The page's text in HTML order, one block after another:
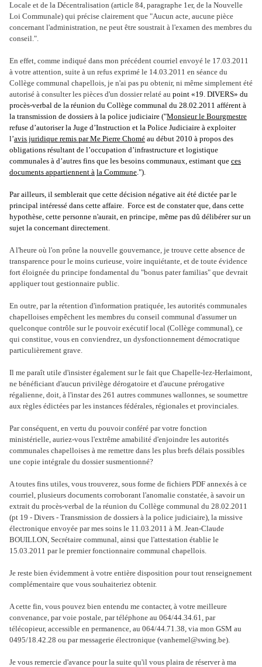
Locale et de la Décentralisation (article 84, paragraphe 1er, de la Nouvelle
Loi Communale) qui précise clairement que "Aucun acte, aucune pièce
concernant l'administration, ne peut être soustrait à l'examen des membres du
conseil.".
En effet, comme indiqué dans mon précédent courriel envoyé le 17.03.2011
à votre attention, suite à un refus exprimé le 14.03.2011 en séance du
Collège communal chapellois, je n'ai pas pu obtenir, ni même simplement été
autorisé à consulter les pièces d'un dossier relaté au point «19. DIVERS» du
procès-verbal de la réunion du Collège communal du 28.02.2011 afférent à
la transmission de dossiers à la police judiciaire ("Monsieur le Bourgmestre
refuse d’autoriser la Juge d’Instruction et la Police Judiciaire à exploiter
l’avis juridique remis par Me Pierre Chomé au début 2010 à propos des
obligations résultant de l’occupation d’infrastructure et logistique
communales à d’autres fins que les besoins communaux, estimant que ces
documents appartiennent à la Commune.").
Par ailleurs, il semblerait que cette décision négative ait été dictée par le
principal intéressé dans cette affaire. Force est de constater que, dans cette
hypothèse, cette personne n'aurait, en principe, même pas dû délibérer sur un
sujet la concernant directement.
A l'heure où l'on prône la nouvelle gouvernance, je trouve cette absence de
transparence pour le moins curieuse, voire inquiétante, et de toute évidence
fort éloignée du principe fondamental du "bonus pater familias" que devrait
appliquer tout gestionnaire public.
En outre, par la rétention d'information pratiquée, les autorités communales
chapelloises empêchent les membres du conseil communal d'assumer un
quelconque contrôle sur le pouvoir exécutif local (Collège communal), ce
qui constitue, vous en conviendrez, un dysfonctionnement démocratique
particulièrement grave.
Il me paraît utile d'insister également sur le fait que Chapelle-lez-Herlaimont,
ne bénéficiant d'aucun privilège dérogatoire et d'aucune prérogative
régalienne, doit, à l'instar des 261 autres communes wallonnes, se soumettre
aux règles édictées par les instances fédérales, régionales et provinciales.
Par conséquent, en vertu du pouvoir conféré par votre fonction
ministérielle, auriez-vous l'extrême amabilité d'enjoindre les autorités
communales chapelloises à me remettre dans les plus brefs délais possibles
une copie intégrale du dossier susmentionné?
A toutes fins utiles, vous trouverez, sous forme de fichiers PDF annexés à ce
courriel, plusieurs documents corroborant l'anomalie constatée, à savoir un
extrait du procès-verbal de la réunion du Collège communal du 28.02.2011
(pt 19 - Divers - Transmission de dossiers à la police judiciaire), la missive
électronique envoyée par mes soins le 11.03.2011 à M. Jean-Claude
BOUILLON, Secrétaire communal, ainsi que l'attestation établie le
15.03.2011 par le premier fonctionnaire communal chapellois.
Je reste bien évidemment à votre entière disposition pour tout renseignement
complémentaire que vous souhaiteriez obtenir.
A cette fin, vous pouvez bien entendu me contacter, à votre meilleure
convenance, par voie postale, par téléphone au 064/44.34.61, par
télécopieur, accessible en permanence, au 064/44.71.38, via mon GSM au
0495/18.42.28 ou par messagerie électronique (vanhemel@swing.be).
Je vous remercie d'avance pour la suite qu'il vous plaira de réserver à ma